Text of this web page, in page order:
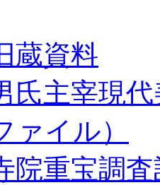
蔵資料
氏主宰現
ァイル）
院重宝調